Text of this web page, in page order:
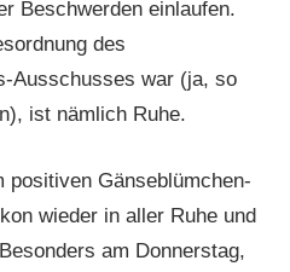
Beschwerden einlaufen.
des
Ausschusses war (ja, so
ist nämlich Ruhe.
positiven Gänseblümchen-
wieder in aller Ruhe und
am Donnerstag,